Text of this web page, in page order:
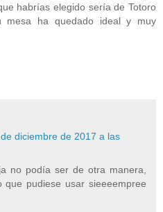
habrías elegido sería de Totoro
ha quedado ideal y muy
diciembre de 2017 a las
no podía ser de otra manera,
pudiese usar sieeeempree